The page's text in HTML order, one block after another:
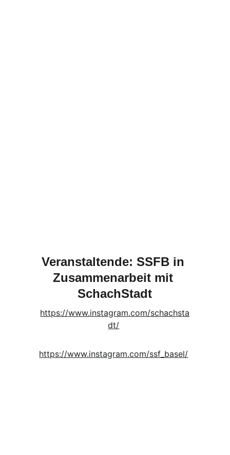
Veranstaltende: SSFB in
Zusammenarbeit mit
SchachStadt
https://www.instagram.com/schachsta
dt/
https://www.instagram.com/ssf_basel/